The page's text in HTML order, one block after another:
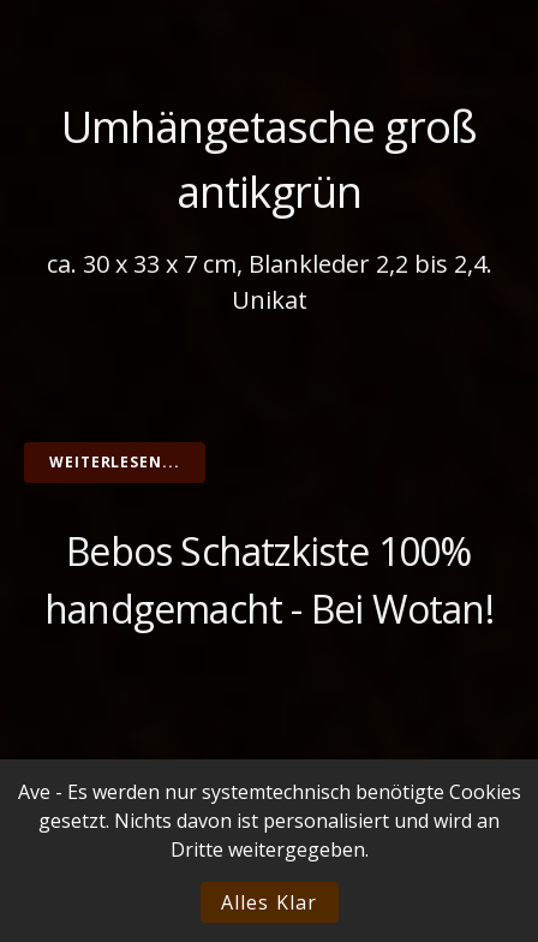
Umhängetasche groß
antikgrün
ca. 30 x 33 x 7 cm, Blankleder 2,2 bis 2,4.
Unikat
WEITERLESEN...
Bebos Schatzkiste 100%
handgemacht - Bei Wotan!
Gesammelte Relikte
geschickter Finger
Ave - Es werden nur systemtechnisch benötigte Cookies
gesetzt. Nichts davon ist personalisiert und wird an
Dritte weitergegeben.
Alles Klar